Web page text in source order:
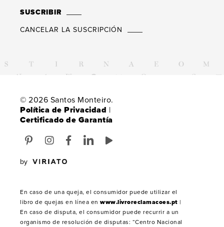
SUSCRIBIR
CANCELAR LA SUSCRIPCIÓN
© 2026 Santos Monteiro.
Política de Privacidad |
Certificado de Garantía
by
En caso de una queja, el consumidor puede utilizar el
libro de quejas en línea en www.livroreclamacoes.pt |
En caso de disputa, el consumidor puede recurrir a un
organismo de resolución de disputas: “Centro Nacional